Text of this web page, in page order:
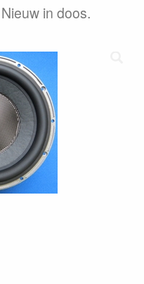
in doos.